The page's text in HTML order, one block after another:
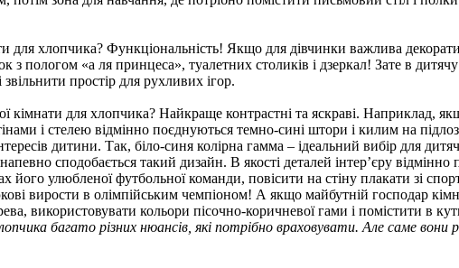
для хлопчика? Функціональність! Якщо для дівчинки важлива
пологом «а ля принцеса», туалетних столиків і дзеркал! Зате в
простір для рухливих ігор.
кімнати для хлопчика? Найкраще контрастні та яскраві. Наприклад,
і стелею відмінно поєднуються темно-сині штори і килим на
дитини. Так, біло-синя колірна гамма – ідеальний вибір для
сподобається такий дизайн. В якості деталей інтер’єру
його улюбленої футбольної команди, повісити на стіну плакати зі
вирости в олімпійським чемпіоном! А якщо майбутній господар
використовувати кольори пісочно-коричневої гами і помістити в
багато різних нюансів, які потрібно враховувати. Але саме вони